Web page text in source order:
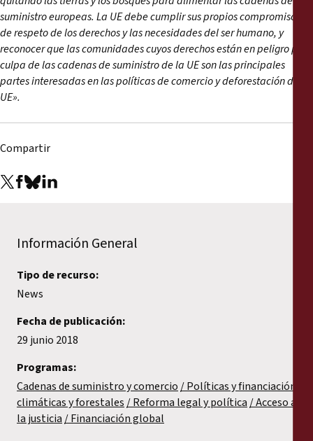
suministro europeas. La UE debe cumplir sus propios compromisos
de respeto de los derechos y las necesidades del ser humano, y
reconocer que las comunidades cuyos derechos están en peligro por
culpa de las cadenas de suministro de la UE son las principales
partes interesadas en las políticas de comercio y deforestación de la
UE».
Compartir
Información General
Tipo de recurso:
News
Fecha de publicación:
29 junio 2018
Programas:
Cadenas de suministro y comercio
Políticas y financiación
climáticas y forestales
Reforma legal y política Acceso a
la justicia
Financiación global